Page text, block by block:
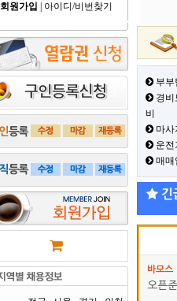
회원가입 아이디/비번찾기
부부
경비
비
마사
운전
매매
긴
바모스
오픈